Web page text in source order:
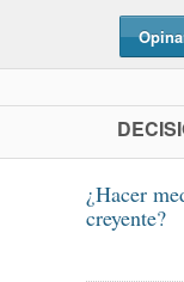
¿Hacer
creyente?